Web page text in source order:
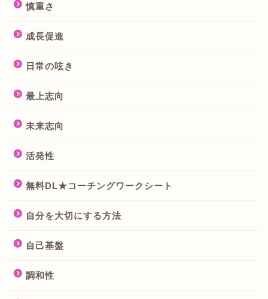
慎重さ
成長促進
日常の呟き
最上志向
未来志向
活発性
無料DL★コーチングワークシート
自分を大切にする方法
自己基盤
調和性